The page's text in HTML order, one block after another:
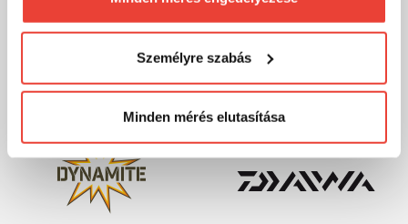
Természetesensoha semmilyen formában nem fogunk
megváltoztathatod a döntésed ezzel kapcsolatban.
Előre is köszönjük!
Személyre szabás
Minden mérés elutasítása